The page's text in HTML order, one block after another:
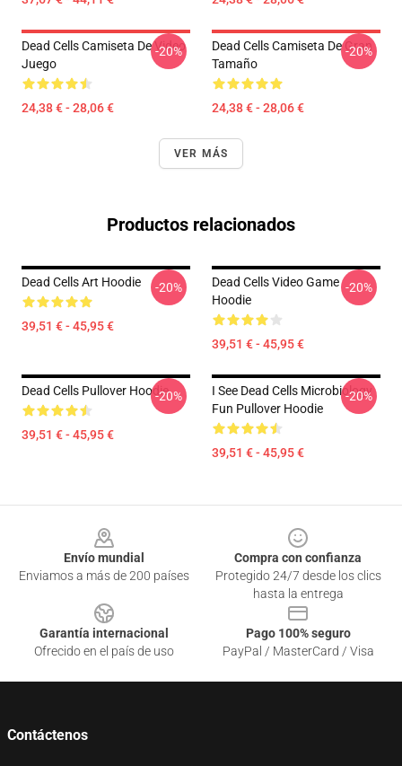
Dead Cells Camiseta De Video
Juego
24,38 € - 28,06 €
-20%
Dead Cells Camiseta De Gran
Tamaño
24,38 € - 28,06 €
-20%
VER MÁS
Productos relacionados
Dead Cells Art Hoodie
39,51 € - 45,95 €
-20%
Dead Cells Video Game
Hoodie
39,51 € - 45,95 €
-20%
Dead Cells Pullover Hoodie
39,51 € - 45,95 €
-20%
I See Dead Cells Microbiology
Fun Pullover Hoodie
39,51 € - 45,95 €
-20%
Envío mundial
Enviamos a más de 200 países
Compra con confianza
Protegido 24/7 desde los clics
hasta la entrega
Garantía internacional
Ofrecido en el país de uso
Pago 100% seguro
PayPal / MasterCard / Visa
Contáctenos